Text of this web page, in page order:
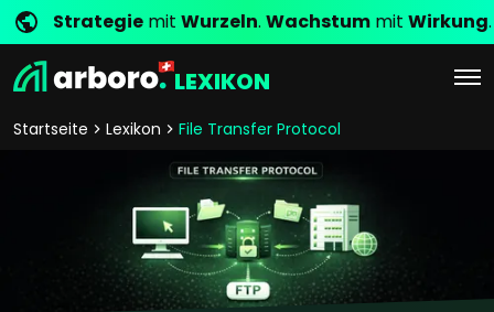
Strategie mit Wurzeln. Wachstum mit Wirkung.
LEXIKON
Startseite Lexikon File Transfer Protocol